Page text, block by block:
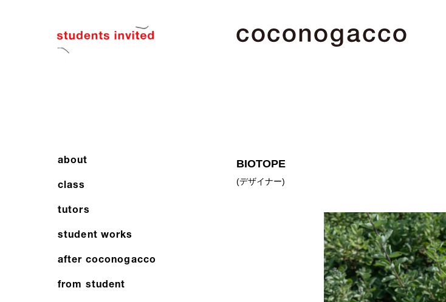
coconogacco
こ
about
class
tutors
student works
after coconogacco
from student
after
coconogacco
BIOTOPE
(デザイナー)